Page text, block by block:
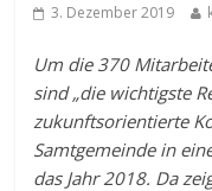
3. Dezember 2019
Um die 370
sind „die wichtigste
zukunftsorientierte
Samtgemeinde in
das Jahr 2018. Da